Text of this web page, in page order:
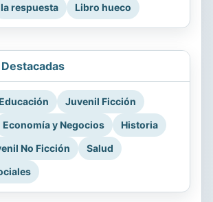
la respuesta Libro hueco
Juvenil Ficción
Economía y Negocios
Historia
No Ficción
Salud